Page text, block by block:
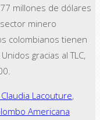
millones de dólares
minero
colombianos tienen
gracias al TLC,
Lacouture,
Americana